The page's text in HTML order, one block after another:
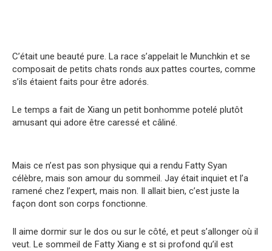
C’était une beauté pure. La race s’appelait le Munchkin et se
composait de petits chats ronds aux pattes courtes, comme
s’ils étaient faits pour être adorés.
Le temps a fait de Xiang un petit bonhomme potelé plutôt
amusant qui adore être caressé et câliné.
Mais ce n’est pas son physique qui a rendu Fatty Syan
célèbre, mais son amour du sommeil. Jay était inquiet et l’a
ramené chez l’expert, mais non. Il allait bien, c’est juste la
façon dont son corps fonctionne.
Il aime dormir sur le dos ou sur le côté, et peut s’allonger où il
veut. Le sommeil de Fatty Xiang e st si profond qu’il est